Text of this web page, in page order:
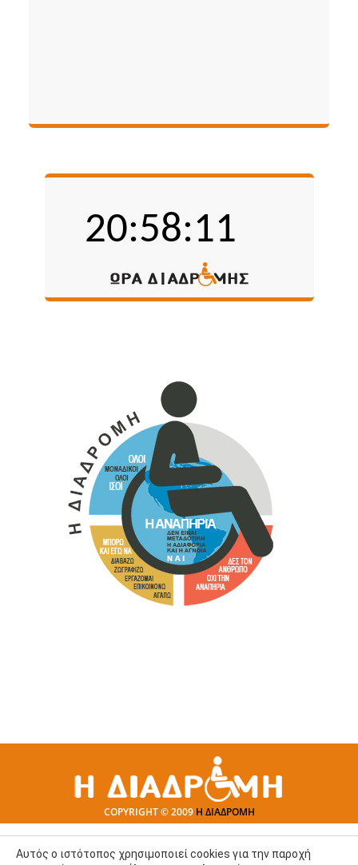
COPYRIGHT © 2009 Η ΔΙΑΔΡΟΜΗ
Αυτός ο ιστότοπος χρησιμοποιεί cookies για την παροχή